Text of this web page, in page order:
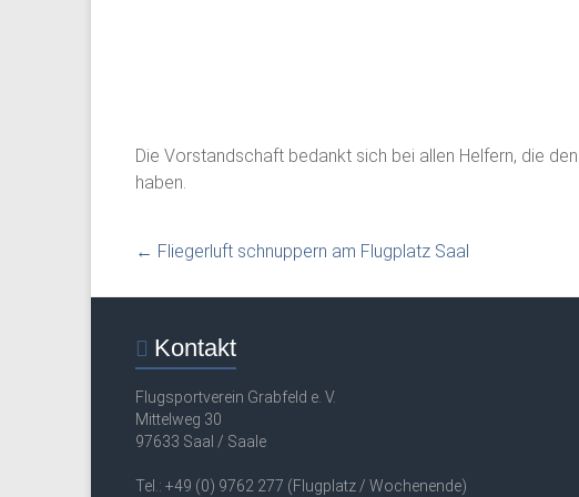
Die Vorstandschaft bedankt sich bei allen Helfern, die
haben.
← Fliegerluft schnuppern am Flugplatz Saal
Kontakt
Flugsportverein Grabfeld e. V.
Mittelweg 30
97633 Saal / Saale
Tel.: +49 (0) 9762 277 (Flugplatz / Wochenende)